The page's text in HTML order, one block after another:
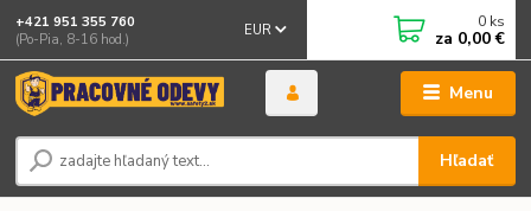
Menu
EUR
Hľadať
+421 951 355 760
(Po-Pia, 8-16 hod.)
0 ks
za 0,00 €